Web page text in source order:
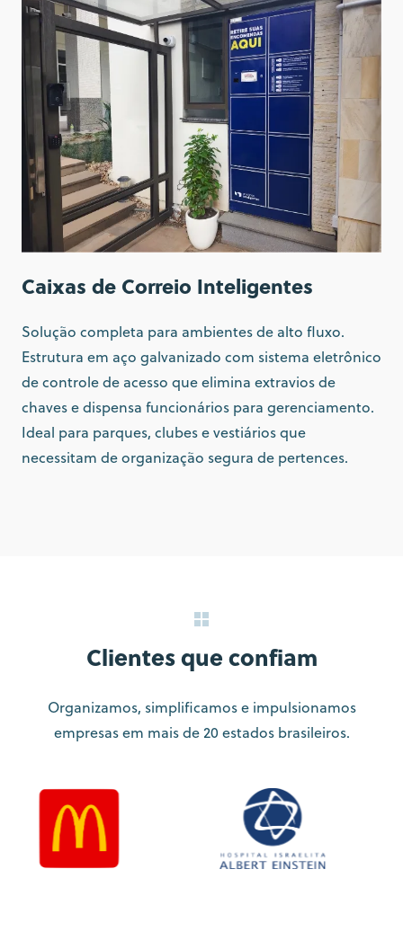
Caixas de Correio Inteligentes
Solução completa para ambientes de alto fluxo.
Estrutura em aço galvanizado com sistema eletrônico
de controle de acesso que elimina extravios de
chaves e dispensa funcionários para gerenciamento.
Ideal para parques, clubes e vestiários que
necessitam de organização segura de pertences.
Clientes que confiam
Organizamos, simplificamos e impulsionamos
empresas em mais de 20 estados brasileiros.